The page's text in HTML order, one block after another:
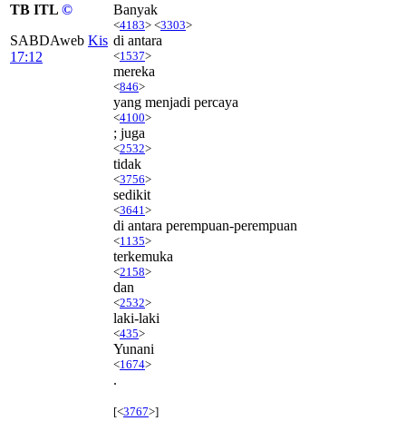
TB ITL ©
SABDAweb Kis
17:12
Banyak
<4183> <3303>
di antara
<1537>
mereka
<846>
yang menjadi percaya
<4100>
; juga
<2532>
tidak
<3756>
sedikit
<3641 >
di antara perempuan-perempuan
<1135>
terkemuka
<2158>
dan
<2532>
laki-laki
<435>
Yunani
<1674>
.
[<3767>]